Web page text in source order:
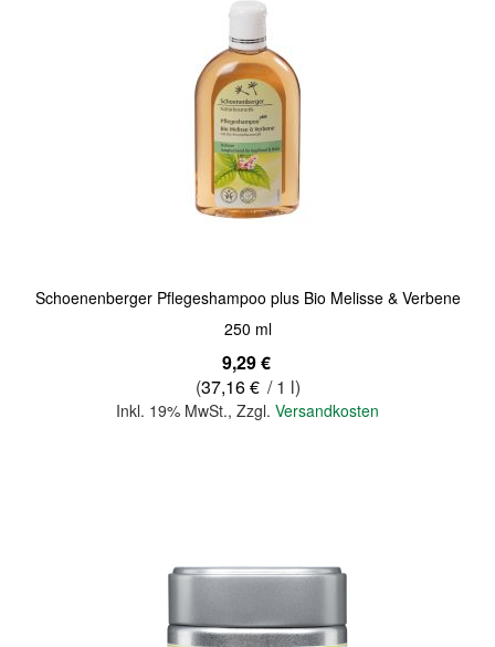
Schoenenberger Pflegeshampoo plus Bio Melisse & Verbene
250 ml
9,29 €
(37,16 € / 1 l)
Inkl. 19% MwSt., Zzgl. Versandkosten